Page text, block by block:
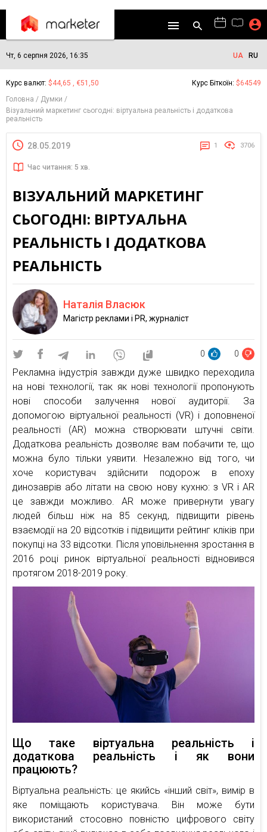
Чт, 6 серпня 2026, 16:35 UA RU
Курс валют: $44,65 , €51,50 Курс Біткоїн: $64549
Головна
Думки
Візуальний маркетинг сьогодні: віртуальна реальність і додаткова
реальність
28.05.2019 1 3706
Час читання: 5 хв.
ВІЗУАЛЬНИЙ МАРКЕТИНГ
СЬОГОДНІ: ВІРТУАЛЬНА
РЕАЛЬНІСТЬ І ДОДАТКОВА
РЕАЛЬНІСТЬ
Наталія Власюк
Магістр реклами і PR, журналіст
0 0
Рекламна індустрія завжди дуже швидко переходила
на нові технології, так як нові технології пропонують
нові способи залучення нової аудиторії. За
допомогою віртуальної реальності (VR) і доповненої
реальності (AR) можна створювати штучні світи.
Додаткова реальність дозволяє вам побачити те, що
можна було тільки уявити. Незалежно від того, чи
хоче користувач здійснити подорож в епоху
динозаврів або літати на свою нову кухню: з VR і AR
це завжди можливо. AR може привернути увагу
людей більш ніж на 85 секунд, підвищити рівень
взаємодії на 20 відсотків і підвищити рейтинг кліків при
покупці на 33 відсотки. Після уповільнення зростання в
2016 році ринок віртуальної реальності відновився
протягом 2018-2019 року.
Що таке віртуальна реальність і
додаткова реальність і як вони
працюють?
Віртуальна реальність: це якийсь «інший світ», вимір в
яке поміщають користувача. Він може бути
використаний стосовно повністю цифрового світу